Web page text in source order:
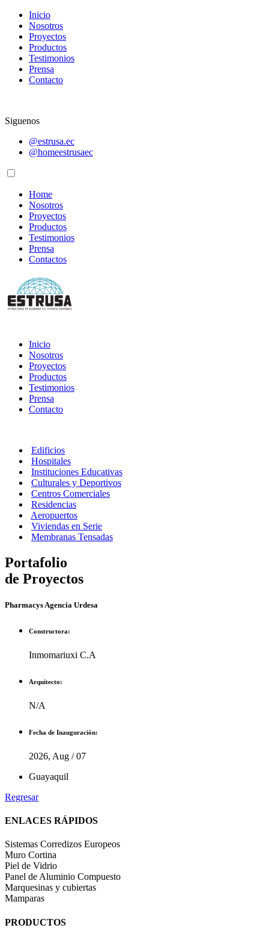
Inicio
Nosotros
Proyectos
Productos
Testimonios
Prensa
Contacto
Siguenos
@estrusa.ec
@homeestrusaec
Home
Nosotros
Proyectos
Productos
Testimonios
Prensa
Contactos
Inicio
Nosotros
Proyectos
Productos
Testimonios
Prensa
Contacto
Edificios
Hospitales
Instituciones Educativas
Culturales y Deportivos
Centros Comerciales
Residencias
Aeropuertos
Viviendas en Serie
Membranas Tensadas
Portafolio
de Proyectos
Pharmacys Agencia Urdesa
Constructora:
Inmomariuxi C.A
Arquitecto:
N/A
Fecha de Inauguración:
2026, Aug / 07
Guayaquil
Regresar
ENLACES RÁPIDOS
Sistemas Corredizos Europeos
Muro Cortina
Piel de Vidrio
Panel de Aluminio Compuesto
Marquesinas y cubiertas
Mamparas
PRODUCTOS